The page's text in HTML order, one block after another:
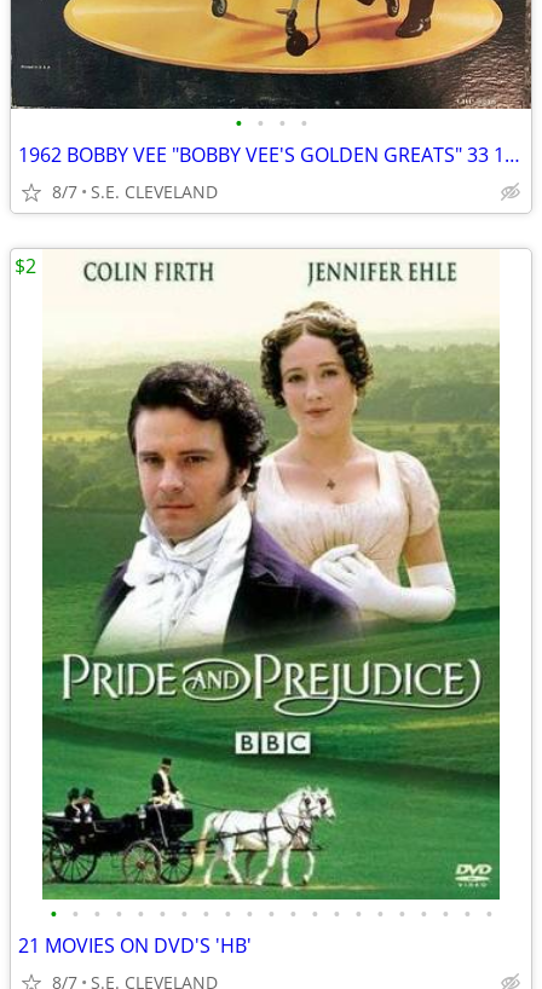
• • • •
1962 BOBBY VEE "BOBBY VEE'S GOLDEN GREATS" 33 1/3rpm RECORD ALBUM LP
8/7 S.E. CLEVELAND
• • • • • • • • • • • • • • • • • • • • •
21 MOVIES ON DVD'S 'HB'
8/7 S.E. CLEVELAND
$2